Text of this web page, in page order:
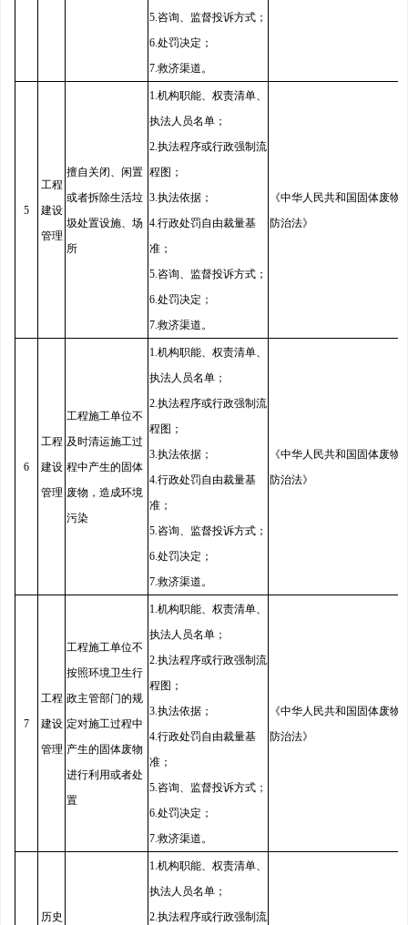
5.咨询、监督投诉方式；
6.处罚决定；
7.救济渠道。
5
工程
建设
管理
擅自关闭、闲置
或者拆除生活垃
圾处置设施、场
所
1.机构职能、权责清单、
执法人员名单；
2.执法程序或行政强制流
程图；
3.执法依据；
4.行政处罚自由裁量基
准；
5.咨询、监督投诉方式；
6.处罚决定；
7.救济渠道。
《中华人民共和国固体废物
防治法》
6
工程
建设
管理
工程施工单位不
及时清运施工过
程中产生的固体
废物，造成环境
污染
1.机构职能、权责清单、
执法人员名单；
2.执法程序或行政强制流
程图；
3.执法依据；
4.行政处罚自由裁量基
准；
5.咨询、监督投诉方式；
6.处罚决定；
7.救济渠道。
《中华人民共和国固体废物
防治法》
7
工程
建设
管理
工程施工单位不
按照环境卫生行
政主管部门的规
定对施工过程中
产生的固体废物
进行利用或者处
置
1.机构职能、权责清单、
执法人员名单；
2.执法程序或行政强制流
程图；
3.执法依据；
4.行政处罚自由裁量基
准；
5.咨询、监督投诉方式；
6.处罚决定；
7.救济渠道。
《中华人民共和国固体废物
防治法》
历史
1.机构职能、权责清单、
执法人员名单；
2.执法程序或行政强制流